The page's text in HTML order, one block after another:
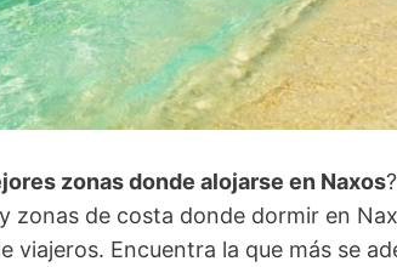
zonas donde alojarse en Naxos
zonas de costa donde dormir en
viajeros. Encuentra la que más se